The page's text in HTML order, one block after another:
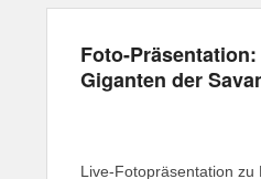
Foto-
Giganten der
Live-Fotopräsentation zu